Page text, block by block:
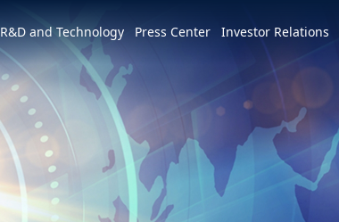
Profile
Vision and Mission
Overview
Services and Products
3+3+3=∞
Event Highlights
R&D and Technology
Patents and Awards
Overview
Hon Hai Research Institute
Press Center
Latest News
Investor Relations
Leadership Vision
IR activities
Calendar
CSR Overview
ESG Vision & Strategic Goals
Advocacy and Promotion
简体中文
Tiếng Việt Mexico